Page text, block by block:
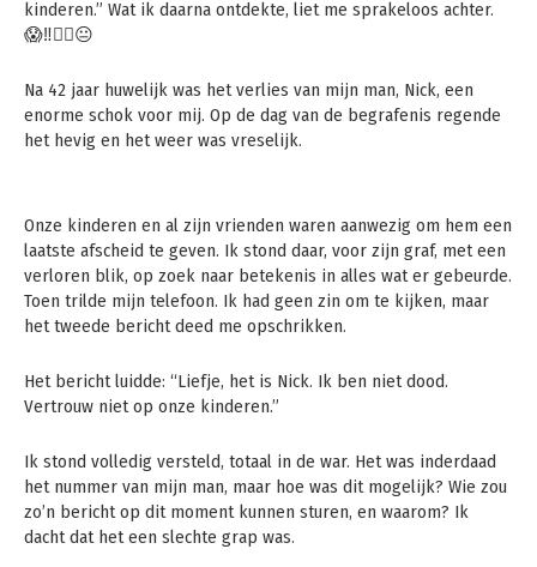
kinderen.” Wat ik daarna ontdekte, liet me sprakeloos achter.
😱‼️🙅‍♀️😐
Na 42 jaar huwelijk was het verlies van mijn man, Nick, een
enorme schok voor mij. Op de dag van de begrafenis regende
het hevig en het weer was vreselijk.
Onze kinderen en al zijn vrienden waren aanwezig om hem een
laatste afscheid te geven. Ik stond daar, voor zijn graf, met een
verloren blik, op zoek naar betekenis in alles wat er gebeurde.
Toen trilde mijn telefoon. Ik had geen zin om te kijken, maar
het tweede bericht deed me opschrikken.
Het bericht luidde: “Liefje, het is Nick. Ik ben niet dood.
Vertrouw niet op onze kinderen.”
Ik stond volledig versteld, totaal in de war. Het was inderdaad
het nummer van mijn man, maar hoe was dit mogelijk? Wie zou
zo’n bericht op dit moment kunnen sturen, en waarom? Ik
dacht dat het een slechte grap was.